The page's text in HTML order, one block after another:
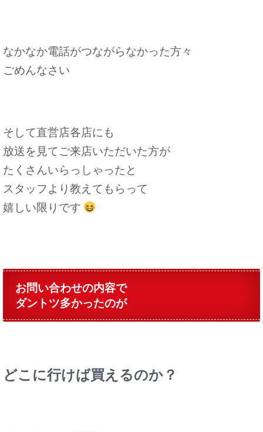
なかなか電話がつながらなかった方々
ごめんなさい
そして直営店各店にも
放送を見てご来店いただいた方が
たくさんいらっしゃったと
スタッフより教えてもらって
嬉しい限りです
お問い合わせの内容で
ダントツ多かったのが
どこに行けば買えるのか？